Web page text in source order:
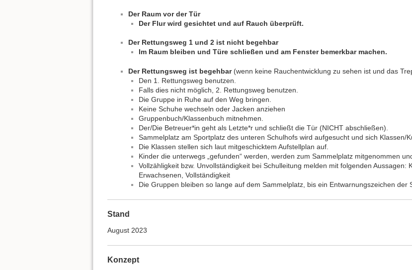
Der Raum vor der Tür
Der Flur wird gesichtet und auf Rauch überprüft.
Der Rettungsweg 1 und 2 ist nicht begehbar
Im Raum bleiben und Türe schließen und am Fenster bemerkbar machen.
Der Rettungsweg ist begehbar(wenn keine Rauchentwicklung zu sehen ist und das
Den 1. Rettungsweg benutzen.
Falls dies nicht möglich, 2. Rettungsweg benutzen.
Die Gruppe in Ruhe auf den Weg bringen.
Keine Schuhe wechseln oder Jacken anziehen
Gruppenbuch/Klassenbuch mitnehmen.
Der/Die Betreuer*in geht als Letzte*r und schließt die Tür (NICHT abschließen).
Sammelplatz am Sportplatz des unteren Schulhofs wird aufgesucht und sich Klassen/
Die Klassen stellen sich laut mitgeschicktem Aufstellplan auf.
Kinder die unterwegs „gefunden“ werden, werden zum Sammelplatz mitgenommen
Vollzähligkeit bzw. Unvollständigkeit bei Schulleitung melden mit folgenden Aussagen:
Erwachsenen, Vollständigkeit
Die Gruppen bleiben so lange auf dem Sammelplatz, bis ein Entwarnungszeichen der
Stand
August 2023
Konzept